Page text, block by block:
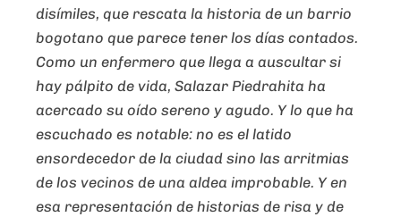
disímiles, que rescata la historia de un barrio
bogotano que parece tener los días contados.
Como un enfermero que llega a auscultar si
hay pálpito de vida, Salazar Piedrahita ha
acercado su oído sereno y agudo. Y lo que ha
escuchado es notable: no es el latido
ensordecedor de la ciudad sino las arritmias
de los vecinos de una aldea improbable. Y en
esa representación de historias de risa y de